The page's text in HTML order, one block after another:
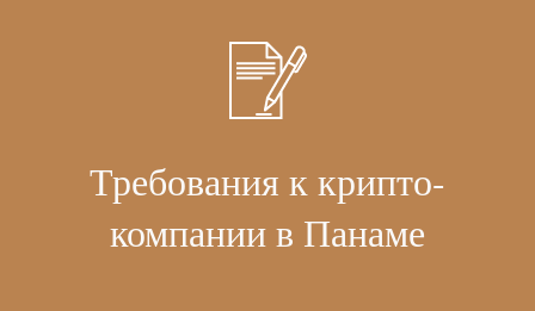
Требования к крипто-
компании в Панаме